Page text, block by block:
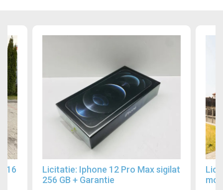
Licitatie: Iphone 12 Pro Max sigilat
256 GB + Garantie